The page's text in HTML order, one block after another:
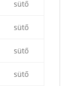
sütő
sütő
sütő
sütő